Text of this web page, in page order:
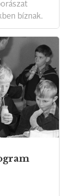
bíznak.